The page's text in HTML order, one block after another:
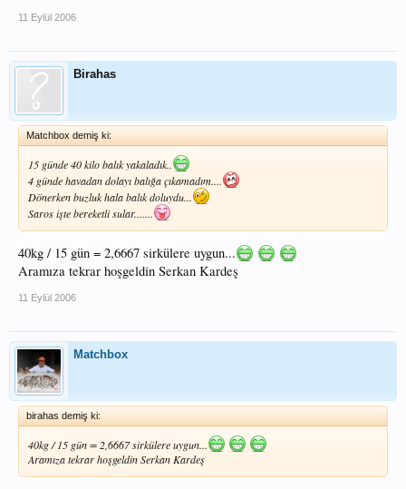
11 Eylül 2006
Birahas
Matchbox demiş ki:
15 günde 40 kilo balık yakaladık..
4 günde havadan dolayı balığa çıkamadım....
Dönerken buzluk hala balık doluydu...
Saros işte bereketli sular.......
40kg / 15 gün = 2,6667 sirkülere uygun...
Aramıza tekrar hoşgeldin Serkan Kardeş
11 Eylül 2006
Matchbox
birahas demiş ki:
40kg / 15 gün = 2,6667 sirkülere uygun...
Aramıza tekrar hoşgeldin Serkan Kardeş